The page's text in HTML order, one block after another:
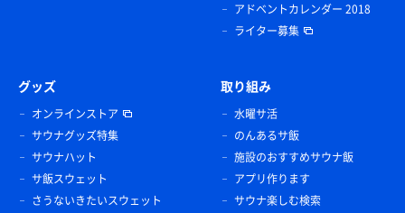
アドベントカレンダー 2018
ライター募集
グッズ
オンラインストア
サウナグッズ特集
サウナハット
サ飯スウェット
さうないきたいスウェット
取り組み
水曜サ活
のんあるサ飯
施設のおすすめサウナ飯
アプリ作ります
サウナ楽しむ検索